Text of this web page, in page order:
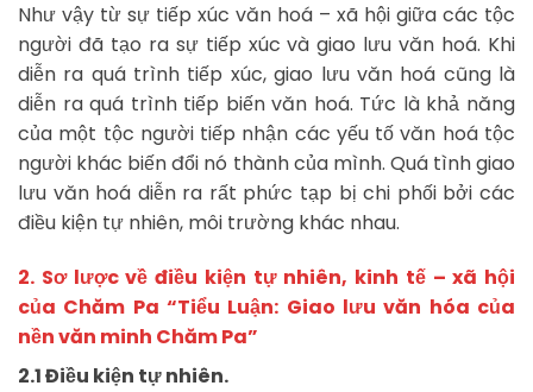
Như vậy từ sự tiếp xúc văn hoá – xã hội giữa các tộc
người đã tạo ra sự tiếp xúc và giao lưu văn hoá. Khi
diễn ra quá trình tiếp xúc, giao lưu văn hoá cũng là
diễn ra quá trình tiếp biến văn hoá. Tức là khả năng
của một tộc người tiếp nhận các yếu tố văn hoá tộc
người khác biến đổi nó thành của mình. Quá tình giao
lưu văn hoá diễn ra rất phức tạp bị chi phối bởi các
điều kiện tự nhiên, môi trường khác nhau.
2. Sơ lược về điều kiện tự nhiên, kinh tế – xã hội
của Chăm Pa “Tiểu Luận: Giao lưu văn hóa của
nền văn minh Chăm Pa”
2.1 Điều kiện tự nhiên.